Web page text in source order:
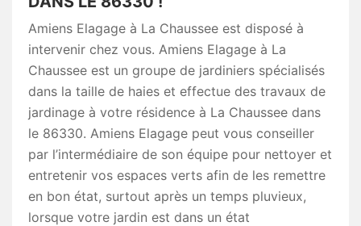
Amiens Elagage à La Chaussee est disposé à
intervenir chez vous. Amiens Elagage à La
Chaussee est un groupe de jardiniers spécialisés
dans la taille de haies et effectue des travaux de
jardinage à votre résidence à La Chaussee dans
le 86330. Amiens Elagage peut vous conseiller
par l’intermédiaire de son équipe pour nettoyer et
entretenir vos espaces verts afin de les remettre
en bon état, surtout après un temps pluvieux,
lorsque votre jardin est dans un état